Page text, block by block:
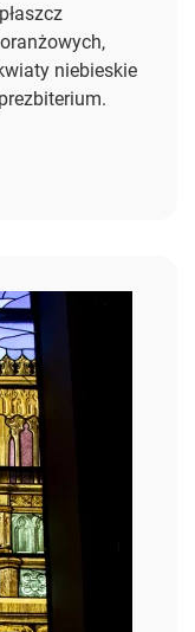
niebieskie